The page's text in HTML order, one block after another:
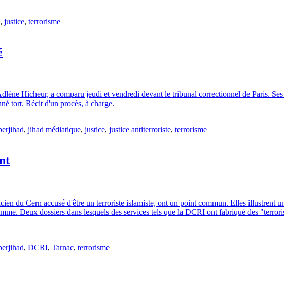
, justice, terrorisme
Hicheur, a comparu jeudi et vendredi devant le tribunal correctionnel de Paris.
tort. Récit d'un procès, à charge.
, jihad médiatique, justice, justice antiterroriste, terrorisme
du Cern accusé d'être un terroriste islamiste, ont un point commun. Elles illustrent
Deux dossiers dans lesquels des services tels que la DCRI ont fabriqué des
, DCRI, Tarnac, terrorisme